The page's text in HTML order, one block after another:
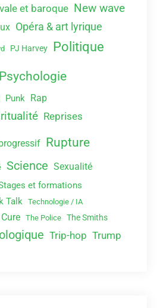
et baroque New wave
Opéra & art lyrique
PJ Harvey Politique
Psychologie
Punk Rap
Reprises
Rupture
Science Sexualité
et formations
Talk Technologie / IA
The Police The Smiths
Trip-hop Trump